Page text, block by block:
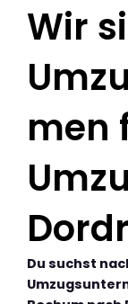
Wir
men
Du suchst